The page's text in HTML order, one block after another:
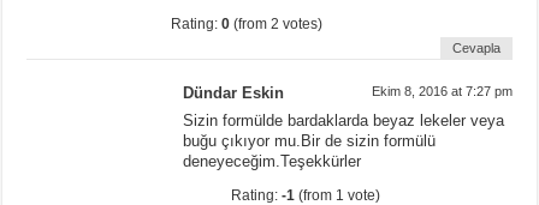
Rating:0 (from 2 votes)
Cevapla
Dündar Eskin Ekim 8, 2016 at 7:27 pm
Sizin formülde bardaklarda beyaz lekeler veya
buğu çıkıyor mu.Bir de sizin formülü
deneyeceğim.Teşekkürler
Rating:-1 (from 1 vote)